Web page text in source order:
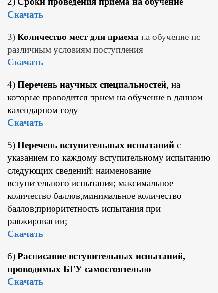
Скачать
3) Количество мест для приема на обучение по
различным условиям поступления
Скачать
4) Перечень научных специальностей, на
которые проводится прием на обучение в данном
календарном году
Скачать
5) Перечень вступительных испытаний с
указанием по каждому вступительному испытанию
следующих сведений: наименование
вступительного испытания; максимальное
количество баллов;минимальное количество
баллов;приоритетность испытания при
ранжировании;
Скачать
6) Расписание вступительных испытаний,
проводимых БГУ самостоятельно
Скачать